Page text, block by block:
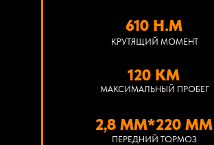
КРУТЯЩИЙ МОМЕНТ
610 Н.М
МАКСИМАЛЬНЫЙ ПРОБЕГ
120 КМ
ПЕРЕДНИЙ ТОРМОЗ
2,8 ММ*220 ММ